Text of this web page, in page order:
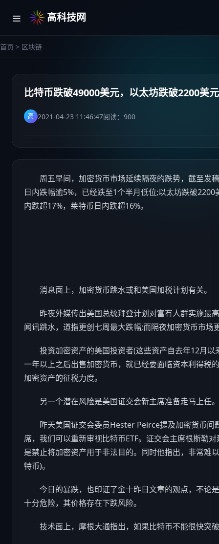
高科技网
首页 > 区块链
比特币跌破49000美元，以太坊跌破2200美
高 2021-04-23 11:46:47阅读： 900
周五早间，加密货币市场延续隔夜的跌势，截至发
日内跌幅逾5%，已经跌至1个半月低位;以太坊跌破
内跌超17%，莱特币日内跌超16%。
消息面上，加密货币跳水或和美国加税计划有关。
昨夜外媒传出美国总统拜登计划对富有人群实施最
闻讯跳水，道指更创七周最大跌幅;而隔夜加密货币市场
投资加密资产的美国投资者(这些资产自去年12月以
一年以上之后出售加密货币，就已经要面临资本利得税
加密资产的征税力度。
另一个潜在风险是美国证交会新主席准备走马上任。
昨天美国证交会委员Hester Peirce提及加密货币问
席，我们可以重新审视比特币ETF。证交会主席根斯勒
是禁止将加密资产用于非法目的。同时他指出，非常难
特币)。
今日的暴跌，也印证了金十昨日文章的观点，不论
十分危险，其价格存在下跌风险。
技术面上，摩根大通指出，如果比特币不能很快突